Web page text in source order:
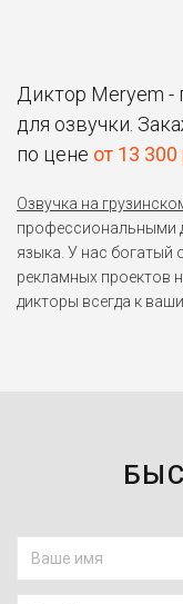
Диктор Meryem -
для озвучки.
по цене от 13 300
Озвучка на
профессиональными
языка. У нас богатый
рекламных проектов
дикторы всегда к